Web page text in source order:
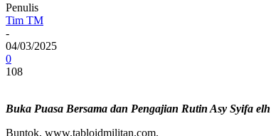
Penulis
Tim TM
-
04/03/2025
0
108
Buka Puasa Bersama dan Pengajian Rutin Asy Syifa
Buntok, www.tabloidmilitan.com.